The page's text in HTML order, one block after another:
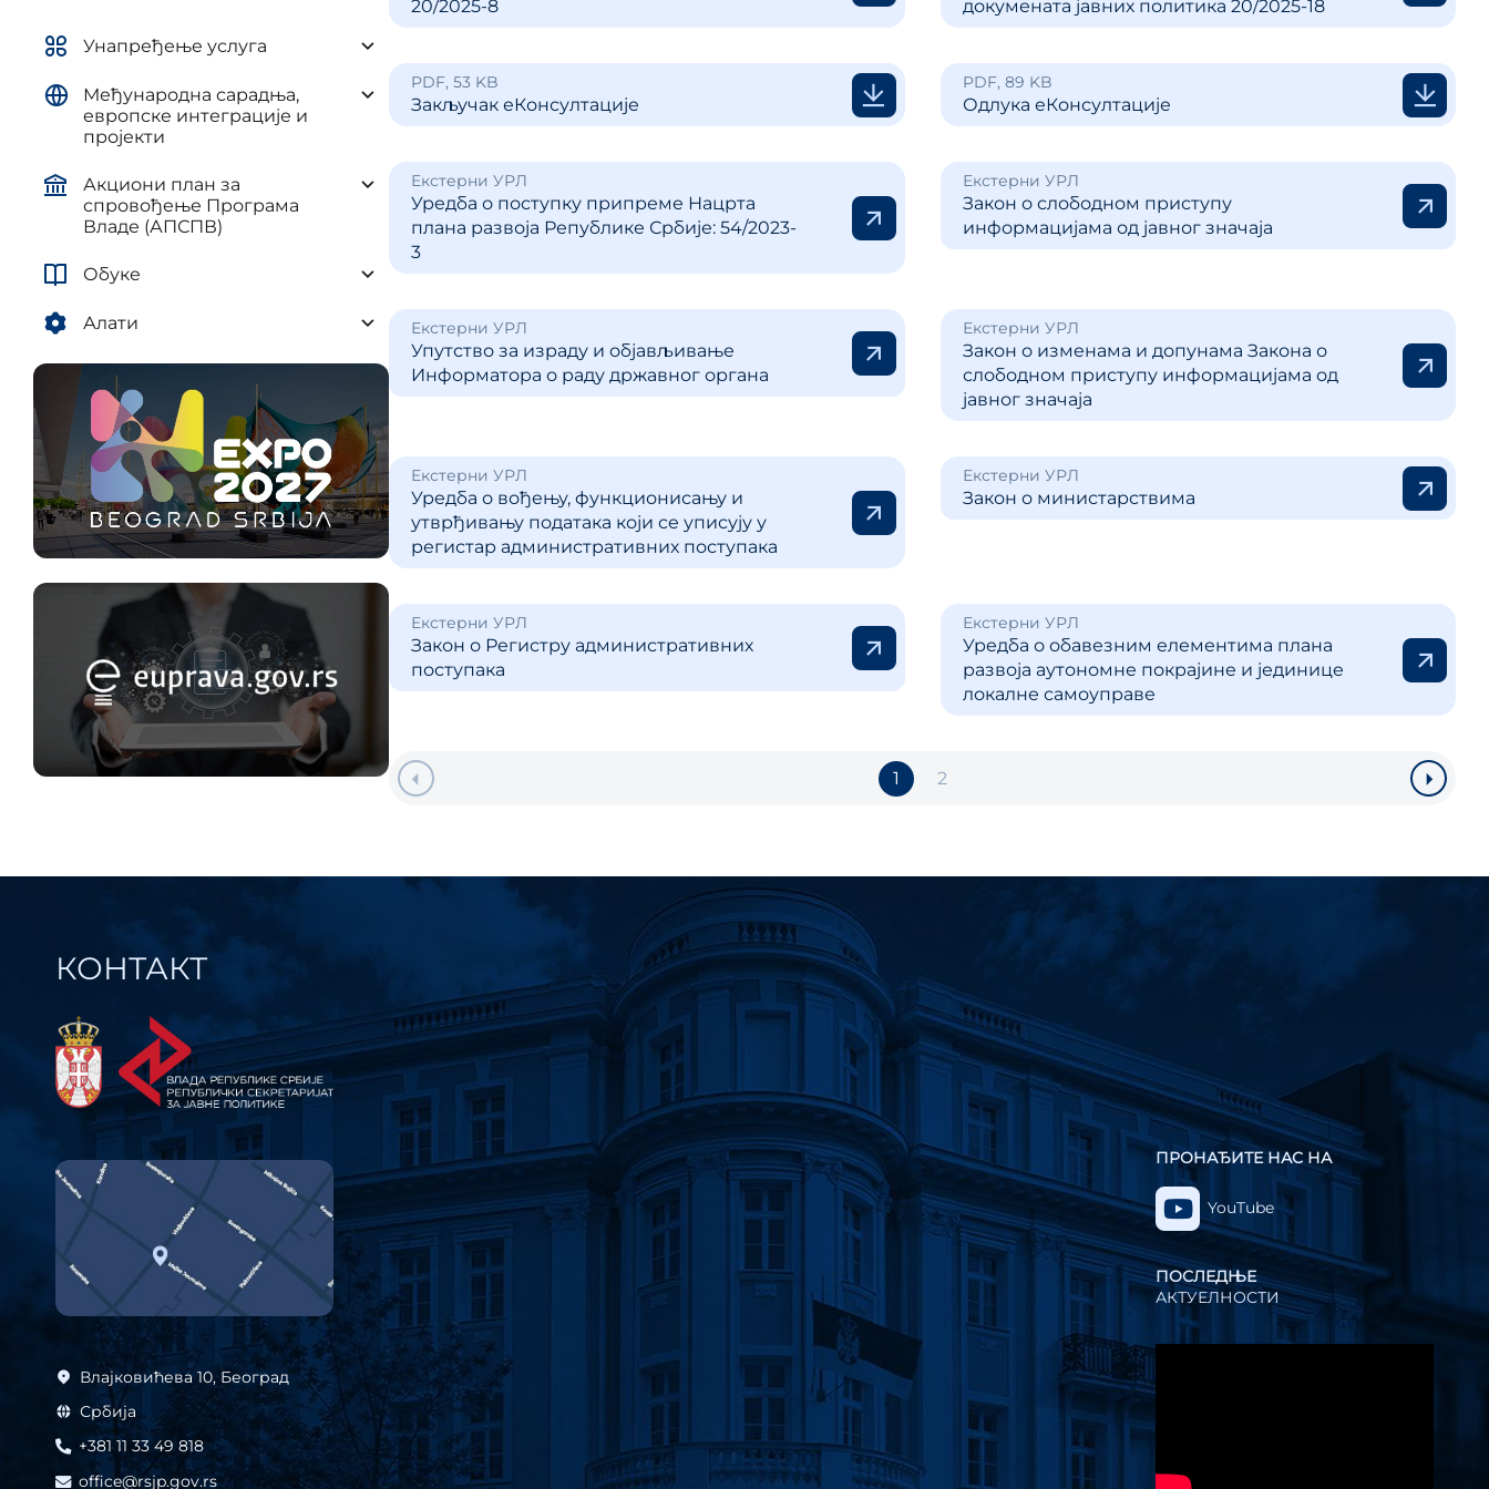
ЈЛС
израду средњорочних планова
управљања јавним политикама
Методологије
Приручници и смернице
Анализе из области планског
20/2025-8
докумената јавних политика 20/2025-18
PDF, 53 KB
Закључак еКонсултације
PDF, 89 KB
Одлука еКонсултације
Екстерни УРЛ
Уредба о поступку припреме Нацрта
плана развоја Републике Србије: 54/2023-
3
Екстерни УРЛ
Закон о слободном приступу
информацијама од јавног значаја
Екстерни УРЛ
Упутство за израду и објављивање
Информатора о раду државног органа
Екстерни УРЛ
Закон о изменама и допунама Закона о
слободном приступу информацијама од
јавног значаја
Екстерни УРЛ
Уредба о вођењу, функционисању и
утврђивању података који се уписују у
регистар административних поступака
Екстерни УРЛ
Закон о министарствима
Екстерни УРЛ
Закон о Регистру административних
поступака
Екстерни УРЛ
Уредба о обавезним елементима плана
развоја аутономне покрајине и јединице
локалне самоуправе
1 2
Унапређење услуга
Међународна сарадња,
европске интеграције и
пројекти
Акциони план за
спровођење Програма
Владе (АПСПВ)
Обуке
Алати
КОНТАКТ
Влајковићева 10, Београд
Србија
+381 11 33 49 818
office@rsjp.gov.rs
ПРОНАЂИТЕ НАС НА
YouTube
ПОСЛЕДЊЕ
АКТУЕЛНОСТИ
Прегледач
видео